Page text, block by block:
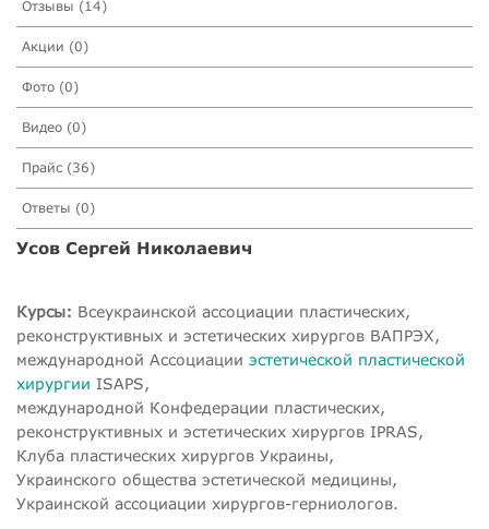
Отзывы (14)
Акции (0)
Фото (0)
Видео (0)
Прайс (36)
Ответы (0)
Усов Сергей Николаевич
Курсы: Всеукраинской ассоциации пластических,
реконструктивных и эстетических хирургов ВАПРЭХ,
международной Ассоциации эстетической пластической
хирургии ISAPS,
международной Конфедерации пластических,
реконструктивных и эстетических хирургов IPRAS,
Клуба пластических хирургов Украины,
Украинского общества эстетической медицины,
Украинской ассоциации хирургов-герниологов.